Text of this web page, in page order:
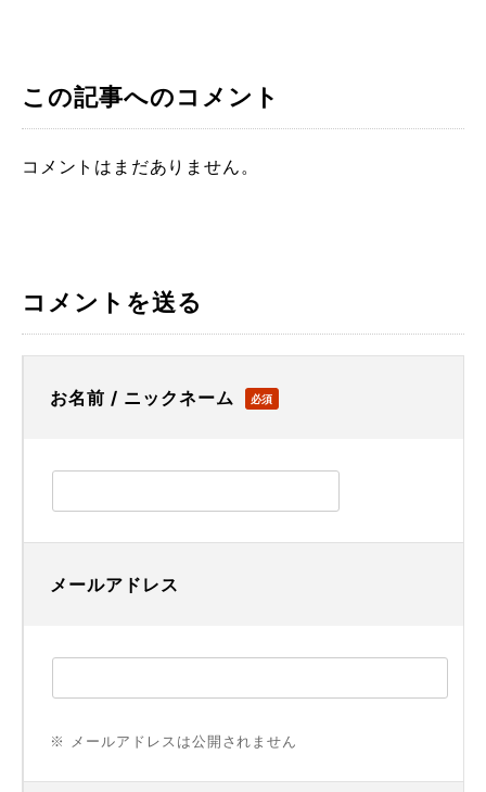
この記事へのコメント
コメントはまだありません。
コメントを送る
お名前 / ニックネーム 必須
メールアドレス
※ メールアドレスは公開されません